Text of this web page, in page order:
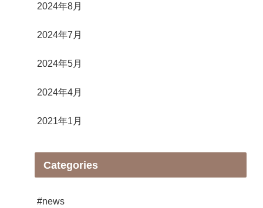
2024年8月
2024年7月
2024年5月
2024年4月
2021年1月
Categories
#news